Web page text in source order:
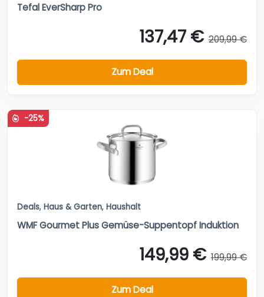
Tefal EverSharp Pro
137,47 € 209,99 €
Zum Deal
-25%
Deals, Haus & Garten, Haushalt
WMF Gourmet Plus Gemüse-Suppentopf Induktion
149,99 € 199,99 €
Zum Deal